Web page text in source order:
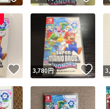
いいね！
3,780円 い